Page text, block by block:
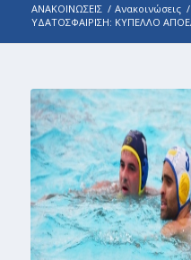
ΑΝΑΚΟΙΝΩΣΕΙΣ / Ανακοινώσεις /
ΥΔΑΤΟΣΦΑΙΡΙΣΗ: ΚΥΠΕΛΛΟ